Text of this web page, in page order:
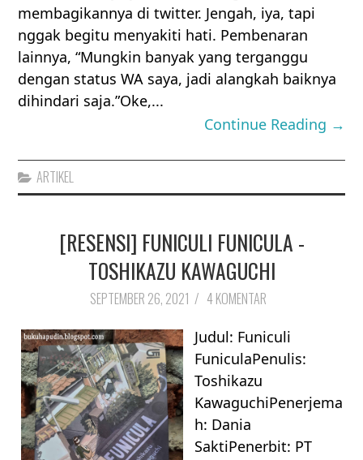
membagikannya di twitter. Jengah, iya, tapi
nggak begitu menyakiti hati. Pembenaran
lainnya, “Mungkin banyak yang terganggu
dengan status WA saya, jadi alangkah baiknya
dihindari saja.”Oke,...
Continue Reading →
ARTIKEL
[RESENSI] FUNICULI FUNICULA -
TOSHIKAZU KAWAGUCHI
SEPTEMBER 26, 2021 / 4 KOMENTAR
Judul: Funiculi
FuniculaPenulis:
Toshikazu
KawaguchiPenerjema
h: Dania
SaktiPenerbit: PT